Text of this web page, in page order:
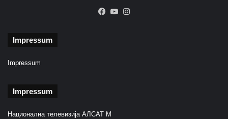
Facebook
YouTube
Impressum
Impressum
Impressum
Национална телевизија АЛСАТ М